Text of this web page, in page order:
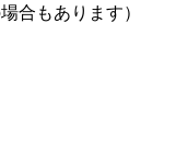
合もあります）